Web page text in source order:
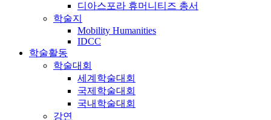
디아스포라 휴머니티즈 총서
학술지
Mobility Humanities
IDCC
학술활동
학술대회
세계학술대회
국제학술대회
국내학술대회
강연